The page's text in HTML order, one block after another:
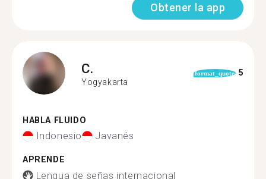
Obtener la app
C.
Yogyakarta
format_quote 5
HABLA FLUIDO
Indonesio Javanés
APRENDE
Lengua de señas internacional